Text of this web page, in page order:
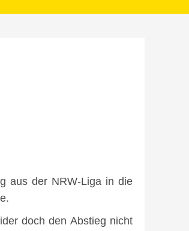
aus der NRW-Liga in die
doch den Abstieg nicht